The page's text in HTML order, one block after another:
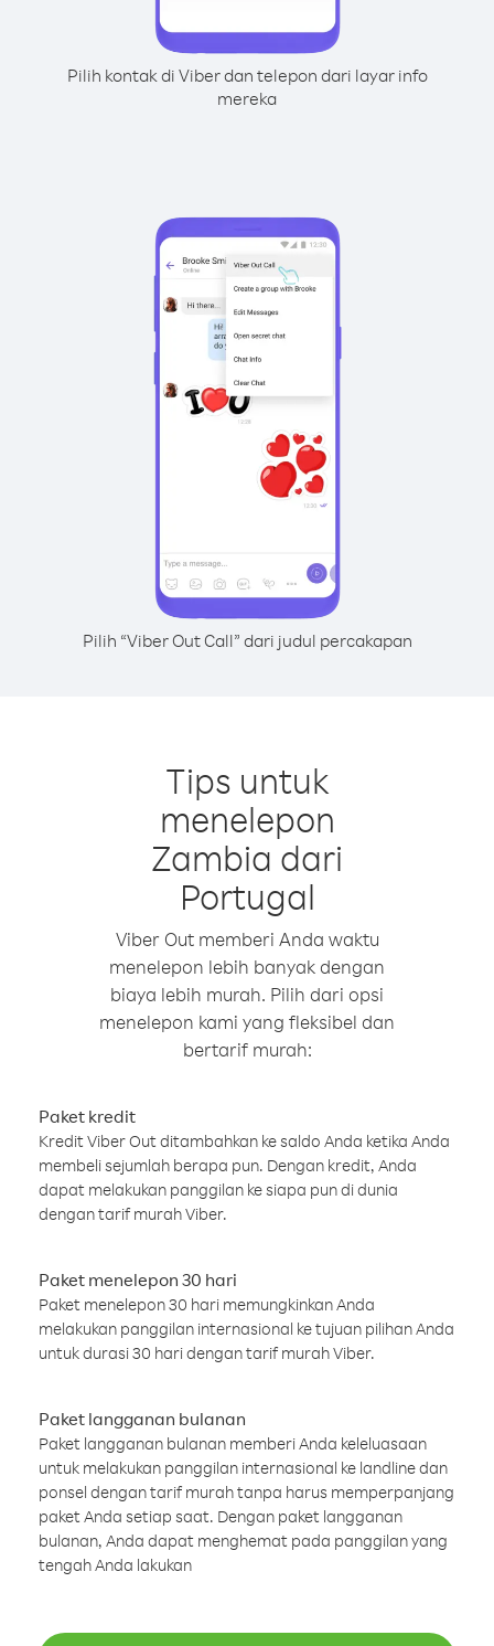
Pilih kontak di Viber dan telepon dari layar info
mereka
Pilih “Viber Out Call” dari judul percakapan
Tips untuk
menelepon
Zambia dari
Portugal
Viber Out memberi Anda waktu
menelepon lebih banyak dengan
biaya lebih murah. Pilih dari opsi
menelepon kami yang fleksibel dan
bertarif murah:
Paket kredit
Kredit Viber Out ditambahkan ke saldo Anda ketika Anda
membeli sejumlah berapa pun. Dengan kredit, Anda
dapat melakukan panggilan ke siapa pun di dunia
dengan tarif murah Viber.
Paket menelepon 30 hari
Paket menelepon 30 hari memungkinkan Anda
melakukan panggilan internasional ke tujuan pilihan Anda
untuk durasi 30 hari dengan tarif murah Viber.
Paket langganan bulanan
Paket langganan bulanan memberi Anda keleluasaan
untuk melakukan panggilan internasional ke landline dan
ponsel dengan tarif murah tanpa harus memperpanjang
paket Anda setiap saat. Dengan paket langganan
bulanan, Anda dapat menghemat pada panggilan yang
tengah Anda lakukan